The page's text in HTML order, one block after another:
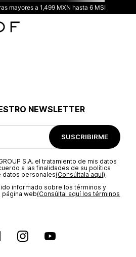
mayores a 1,499 MXN hasta 6 MSI
NEWSLETTER
SUSCRIBIRME
S.A. el tratamiento de mis datos
a las finalidades de su política
datos personales‎(Consúltala aquí)
informado sobre los términos y
página web‎(Consúltal aquí los términos